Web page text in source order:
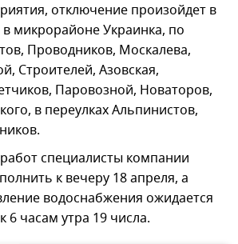
отключение произойдет в
в микрорайоне Украинка, по
Проводников, Москалева,
Строителей, Азовская,
Паровозной, Новаторов,
в переулках Альпинистов,
специалисты компании
к вечеру 18 апреля, а
водоснабжения ожидается
6 часам утра 19 числа.